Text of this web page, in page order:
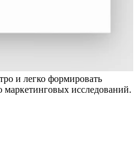
и легко формировать
исследований.